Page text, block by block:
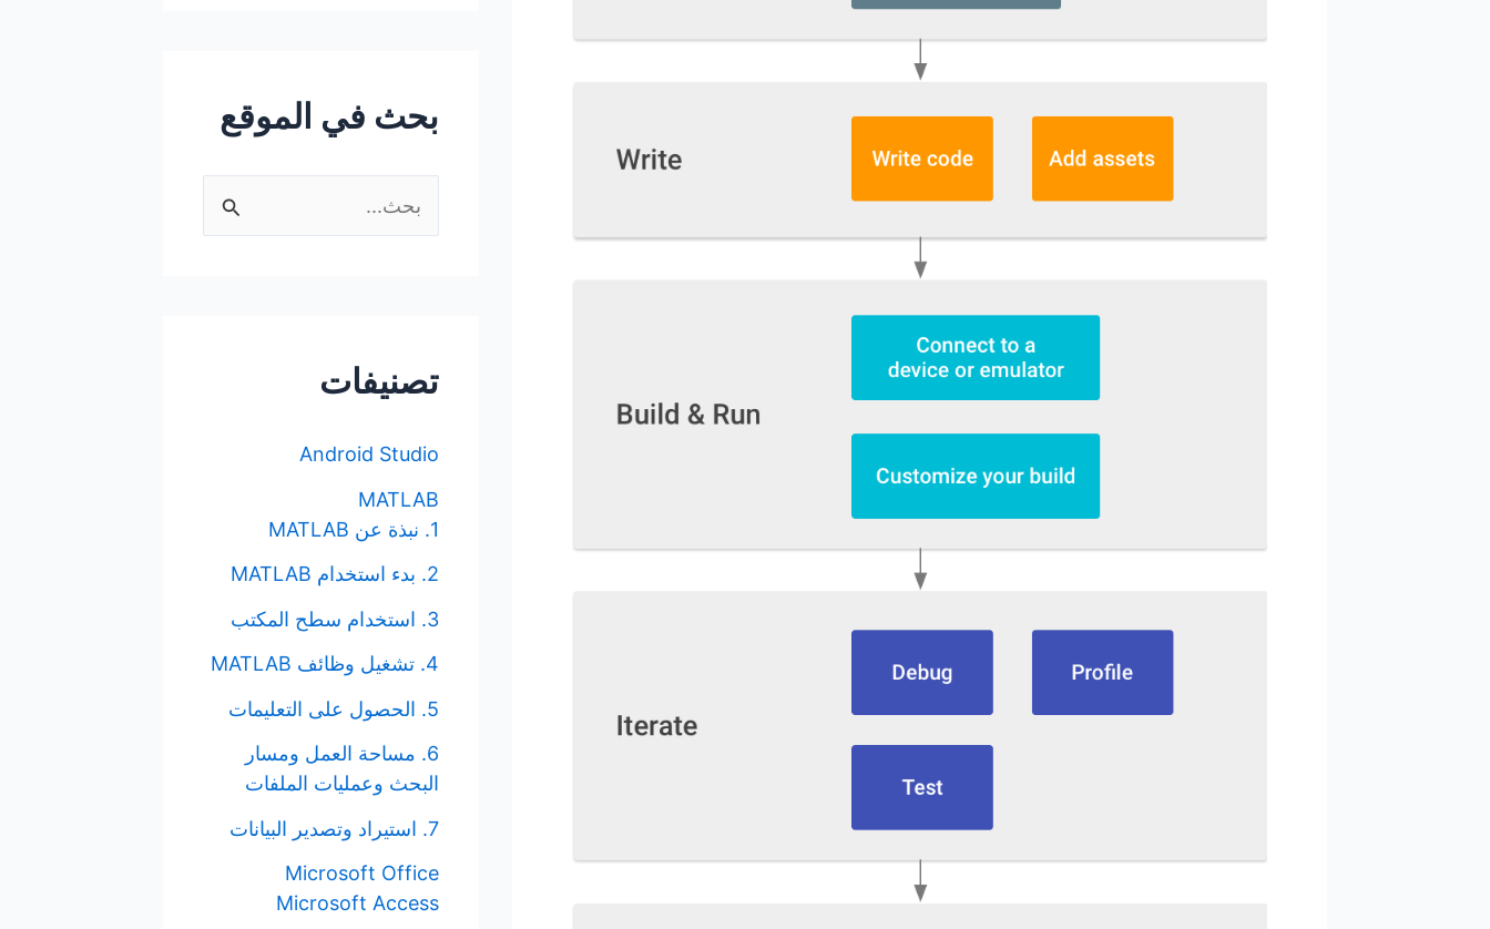
بحث في الموقع
ل
ع
تصنيفات
Android Studio
MATLAB
1. نبذة عن MATLAB
2. بدء استخدام MATLAB
3. استخدام سطح المكتب
4. تشغيل وظائف MATLAB
5. الحصول على التعليمات
6. مساحة العمل ومسار
البحث وعمليات الملفات
7. استيراد وتصدير البيانات
Microsoft Office
Microsoft Access